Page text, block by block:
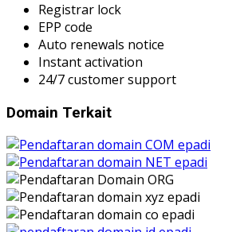
Registrar lock
EPP code
Auto renewals notice
Instant activation
24/7 customer support
Domain Terkait